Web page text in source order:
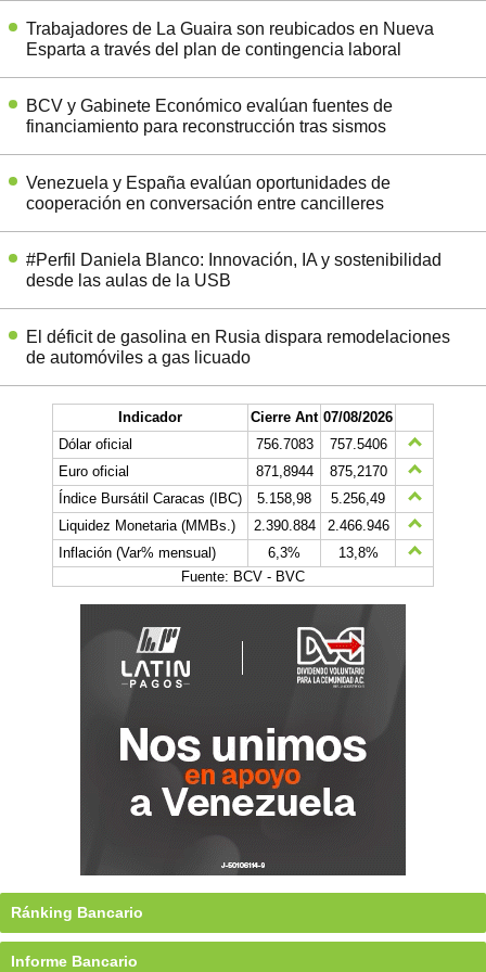
Trabajadores de La Guaira son reubicados en Nueva
Esparta a través del plan de contingencia laboral
BCV y Gabinete Económico evalúan fuentes de
financiamiento para reconstrucción tras sismos
Venezuela y España evalúan oportunidades de
cooperación en conversación entre cancilleres
#Perfil Daniela Blanco: Innovación, IA y sostenibilidad
desde las aulas de la USB
El déficit de gasolina en Rusia dispara remodelaciones
de automóviles a gas licuado
Indicador Cierre Ant 07/08/2026
Dólar oficial
756.7083
757.5406
Euro oficial
871,8944
875,2170
Índice Bursátil Caracas (IBC)
5.158,98
5.256,49
Liquidez Monetaria (MMBs.)
2.390.884
2.466.946
Inflación (Var% mensual)
6,3%
13,8%
Fuente: BCV - BVC
Ránking Bancario
Informe Bancario